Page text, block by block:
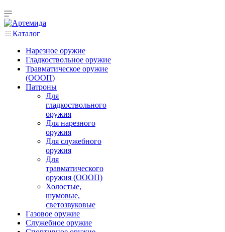
Каталог
Нарезное оружие
Гладкоствольное оружие
Травматическое оружие
(ОООП)
Патроны
Для
гладкоствольного
оружия
Для нарезного
оружия
Для служебного
оружия
Для
травматического
оружия (ОООП)
Холостые,
шумовые,
светозвуковые
Газовое оружие
Служебное оружие